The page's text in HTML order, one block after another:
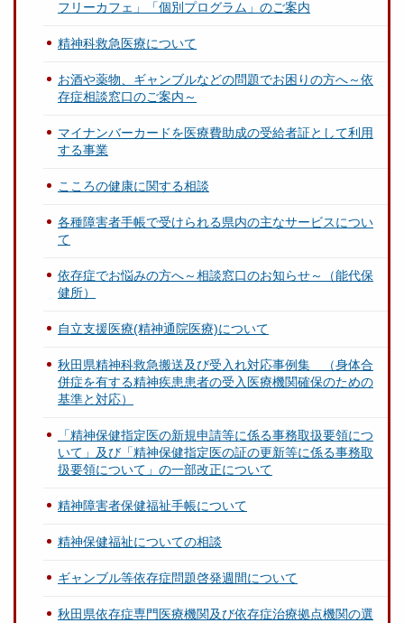
フリーカフェ」「個別プログラム」のご案内
精神科救急医療について
お酒や薬物、ギャンブルなどの問題でお困りの方へ～依
存症相談窓口のご案内～
マイナンバーカードを医療費助成の受給者証として利用
する事業
こころの健康に関する相談
各種障害者手帳で受けられる県内の主なサービスについ
て
依存症でお悩みの方へ～相談窓口のお知らせ～（能代保
健所）
自立支援医療(精神通院医療)について
秋田県精神科救急搬送及び受入れ対応事例集 （身体合
併症を有する精神疾患患者の受入医療機関確保のための
基準と対応）
「精神保健指定医の新規申請等に係る事務取扱要領につ
いて」及び「精神保健指定医の証の更新等に係る事務取
扱要領について」の一部改正について
精神障害者保健福祉手帳について
精神保健福祉についての相談
ギャンブル等依存症問題啓発週間について
秋田県依存症専門医療機関及び依存症治療拠点機関の選